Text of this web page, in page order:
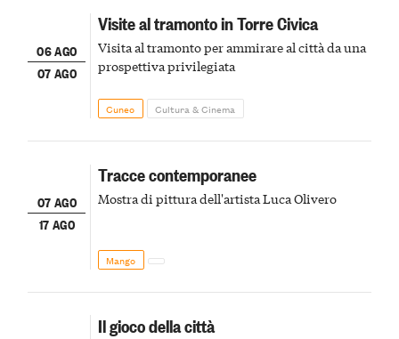
06 AGO
07 AGO
Visite al tramonto in Torre Civica
Visita al tramonto per ammirare al città da una
prospettiva privilegiata
Cuneo Cultura & Cinema
07 AGO
17 AGO
Tracce contemporanee
Mostra di pittura dell'artista Luca Olivero
Mango
Il gioco della città